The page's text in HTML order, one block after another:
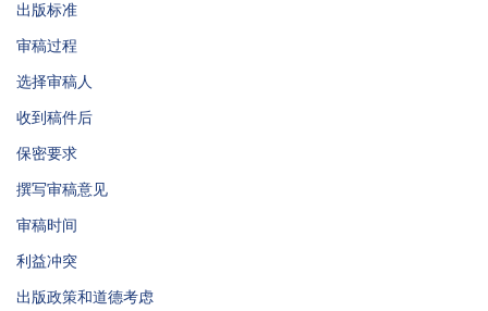
出版标准
审稿过程
选择审稿人
收到稿件后
保密要求
撰写审稿意见
审稿时间
利益冲突
出版政策和道德考虑